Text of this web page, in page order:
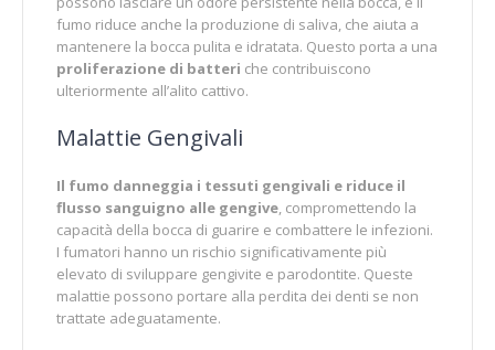
fumo riduce anche la produzione di saliva, che aiuta a
mantenere la bocca pulita e idratata. Questo porta a una
proliferazione di batteri che contribuiscono
ulteriormente all’alito cattivo.
Malattie Gengivali
Il fumo danneggia i tessuti gengivali e riduce il
flusso sanguigno alle gengive, compromettendo la
capacità della bocca di guarire e combattere le infezioni.
I fumatori hanno un rischio significativamente più
elevato di sviluppare gengivite e parodontite. Queste
malattie possono portare alla perdita dei denti se non
trattate adeguatamente.